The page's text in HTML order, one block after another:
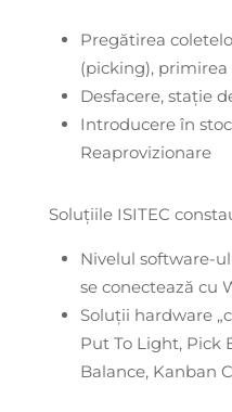
Pregătirea
(picking),
Desfacere, stație
Introducere în
Reaprovizionare
Soluțiile ISITEC
Nivelul software-
se conectează cu
Soluții hardware
Put To Light, Pick
Balance, Kanban